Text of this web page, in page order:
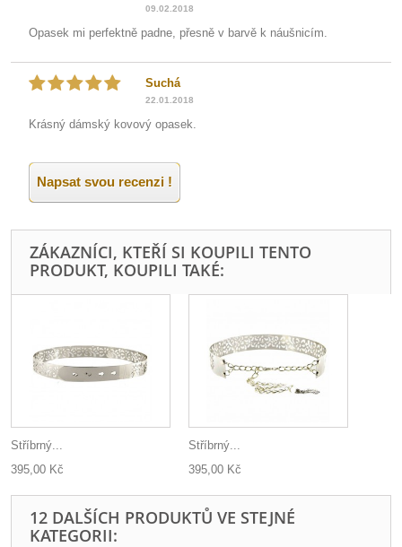
09.02.2018
Opasek mi perfektně padne, přesně v barvě k náušnicím.
Suchá
22.01.2018
Krásný dámský kovový opasek.
Napsat svou recenzi !
ZÁKAZNÍCI, KTEŘÍ SI KOUPILI TENTO
PRODUKT, KOUPILI TAKÉ:
Stříbrný...
395,00 Kč
Stříbrný...
395,00 Kč
12 DALŠÍCH PRODUKTŮ VE STEJNÉ
KATEGORII: